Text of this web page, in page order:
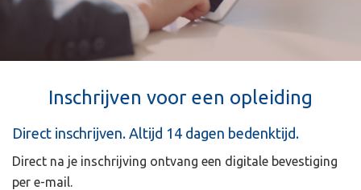
Inschrijven voor een opleiding
Direct inschrijven. Altijd 14 dagen bedenktijd.
Direct na je inschrijving ontvang een digitale bevestiging
per e-mail.